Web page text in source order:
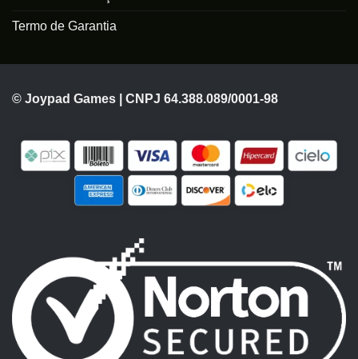
Termo de Garantia
© Joypad Games | CNPJ 64.388.089/0001-98